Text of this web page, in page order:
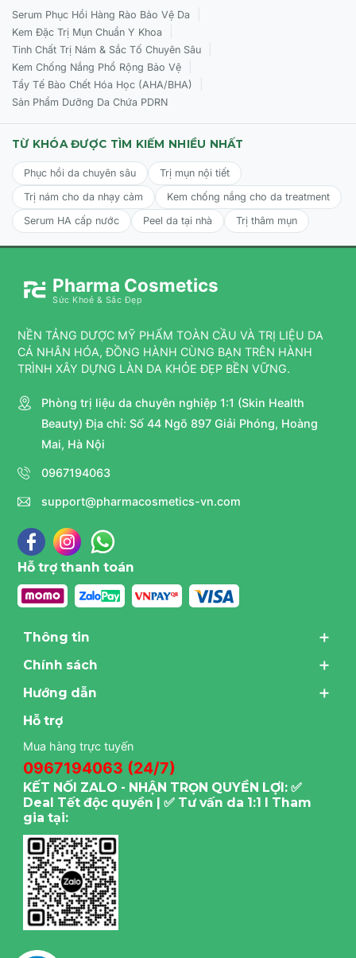
Serum Phục Hồi Hàng Rào Bảo Vệ Da
Kem Đặc Trị Mụn Chuẩn Y Khoa
Tinh Chất Trị Nám & Sắc Tố Chuyên Sâu
Kem Chống Nắng Phổ Rộng Bảo Vệ
Tẩy Tế Bào Chết Hóa Học (AHA/BHA)
Sản Phẩm Dưỡng Da Chứa PDRN
TỪ KHÓA ĐƯỢC TÌM KIẾM NHIỀU NHẤT
Phục hồi da chuyên sâu
Trị mụn nội tiết
Trị nám cho da nhạy cảm
Kem chống nắng cho da treatment
Serum HA cấp nước
Peel da tại nhà Trị thâm mụn
Pharma Cosmetics
Sức Khoẻ & Sắc Đẹp
NỀN TẢNG DƯỢC MỸ PHẨM TOÀN CẦU VÀ TRỊ LIỆU DA
CÁ NHÂN HÓA, ĐỒNG HÀNH CÙNG BẠN TRÊN HÀNH
TRÌNH XÂY DỰNG LÀN DA KHỎE ĐẸP BỀN VỮNG.
Phòng trị liệu da chuyên nghiệp 1:1 (Skin Health
Beauty) Địa chỉ: Số 44 Ngõ 897 Giải Phóng, Hoàng
Mai, Hà Nội
0967194063
support@pharmacosmetics-vn.com
Hỗ trợ thanh toán
Thông tin
Chính sách
Hướng dẫn
Hỗ trợ
Mua hàng trực tuyến
0967194063 (24/7)
KẾT NỐI ZALO - NHẬN TRỌN QUYỀN LỢI: ✅
Deal Tết độc quyền | ✅ Tư vấn da 1:1 I Tham
gia tại: